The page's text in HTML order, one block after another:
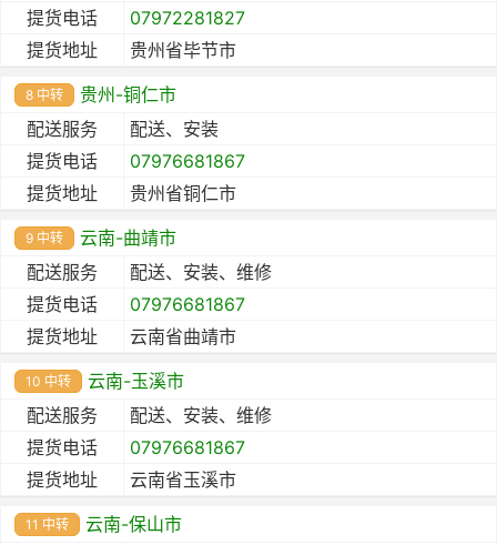
提货电话
07972281827
提货地址
贵州省毕节市
8 中转
贵州-铜仁市
配送服务
配送、安装
提货电话
07976681867
提货地址
贵州省铜仁市
9 中转
云南-曲靖市
配送服务
配送、安装、维修
提货电话
07976681867
提货地址
云南省曲靖市
10 中转
云南-玉溪市
配送服务
配送、安装、维修
提货电话
07976681867
提货地址
云南省玉溪市
11 中转
云南-保山市